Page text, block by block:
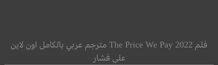
فلم The Price We Pay 2022 مترجم عربي بالكامل اون لاين
على فشار